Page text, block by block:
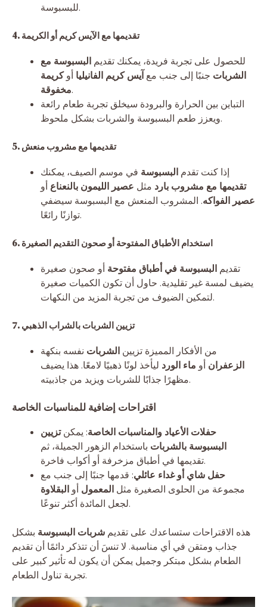
للبسبوسة.
4. تقديمها مع الآيس كريم أو الكريمة
للحصول على تجربة فريدة، يمكنك تقديم البسبوسة مع
الشربات جنبًا إلى جنب مع آيس كريم الفانيليا أوكريمة
مخفوقة.
التباين بين الحرارة والبرودة سيخلق تجربة طعام رائعة
ويعزز طعم البسبوسة والشربات بشكل ملحوظ.
5. تقديمها مع مشروب منعش
إذا كنت تقدم البسبوسة في موسم الصيف، يمكنك
تقديمها مع مشروب بارد مثل عصير الليمون بالنعناع أو
عصير الفواكه. المشروب المنعش مع البسبوسة سيضفي
توازنًا رائعًا.
6. استخدام الأطباق المفتوحة أو صحون التقديم الصغيرة
تقديم البسبوسة في أطباق مفتوحة أو صحون صغيرة
يضيف لمسة غير تقليدية. حاول أن تكون الكميات صغيرة
لتمكين الضيوف من تجربة المزيد من النكهات.
7. تزيين الشربات بالشراب الذهبي
من الأفكار المميزة تزيين الشربات نفسه بنكهة
الزعفران أو ماء الورد ليأخذ لونًا ذهبيًا لامعًا. هذا يضيف
مظهرًا جذابًا للشربات ويزيد من جاذبيته.
اقتراحات إضافية للمناسبات الخاصة
حفلات الأعياد والمناسبات الخاصة: يمكنتزيين
البسبوسة بالشربات باستخدام الزهور الجميلة، ثم
تقديمها في أطباق مزخرفة أو أكواب فاخرة.
حفل شاي أو غداء عائلي: قدمها جنبًا إلى جنب مع
مجموعة من الحلوى الصغيرة مثل المعمول أو البقلاوة
لجعل المائدة أكثر تنوعًا.
هذه الاقتراحات ستساعدك على تقديم شربات البسبوسة بشكل
جذاب ومتقن في أي مناسبة. لا تنسَ أن تتذكر دائمًا أن تقديم
الطعام بشكل مبتكر وجميل يمكن أن يكون له تأثير كبير على
تجربة تناول الطعام.